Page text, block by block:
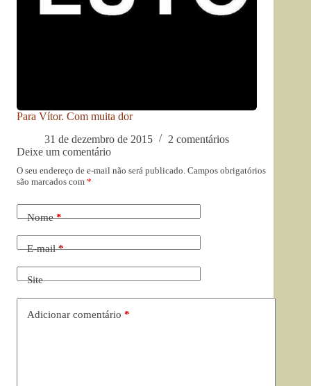
Para Vítor. Com muita dor
31 de dezembro de 2015
2 comentários
Deixe um comentário
O seu endereço de e-mail não será publicado. Campos obrigatórios
são marcados com *
Nome*
E-mail*
Site
Adicionar comentário *